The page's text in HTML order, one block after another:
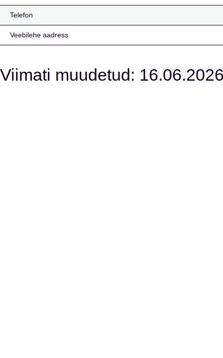
Telefon
Veebilehe aadress
Viimati muudetud: